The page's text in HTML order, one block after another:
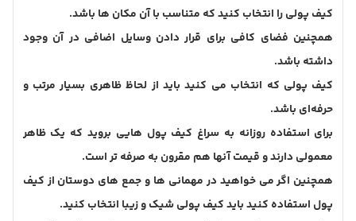
کیف پولی را انتخاب کنید که متناسب با آن مکان ها باشد.
همچنین فضای کافی برای قرار دادن وسایل اضافی در آن وجود
داشته باشد.
کیف پولی که انتخاب می کنید باید از لحاظ ظاهری بسیار مرتب و
حرفه‌ای باشد.
برای استفاده روزانه به سراغ کیف پول هایی بروید که یک ظاهر
معمولی دارند و قیمت آنها هم مقرون به صرفه تر است.
همچنین اگر می خواهید در مهمانی ها و جمع های دوستان از کیف
پول استفاده کنید باید کیف پولی شیک و زیبا انتخاب کنید.